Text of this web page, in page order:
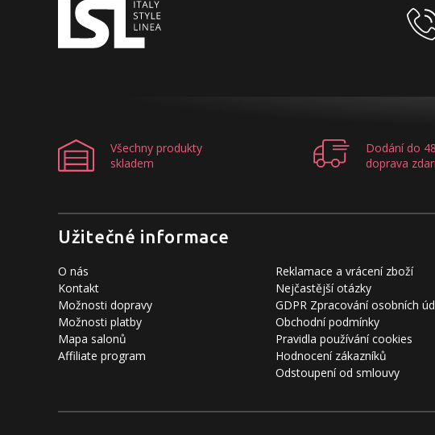
Všechny produkty
skladem
Dodání do
doprava
Užitečné informace
O nás
Kontakt
Možnosti dopravy
Možnosti platby
Mapa salonů
Affiliate program
Reklamace a vrácení zboží
Nejčastější otázky
GDPR Zpracování osobních
Obchodní podmínky
Pravidla používání cookies
Hodnocení zákazníků
Odstoupení od smlouvy